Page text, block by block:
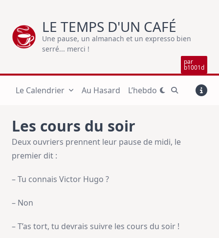
content
LE TEMPS D'UN CAFÉ
Une pause, un almanach et un expresso bien
serré... merci !
par
b1001d
Le Calendrier Au Hasard L’hebdo
Les cours du soir
Deux ouvriers prennent leur pause de midi, le
premier dit :
– Tu connais Victor Hugo ?
– Non
– T’as tort, tu devrais suivre les cours du soir !